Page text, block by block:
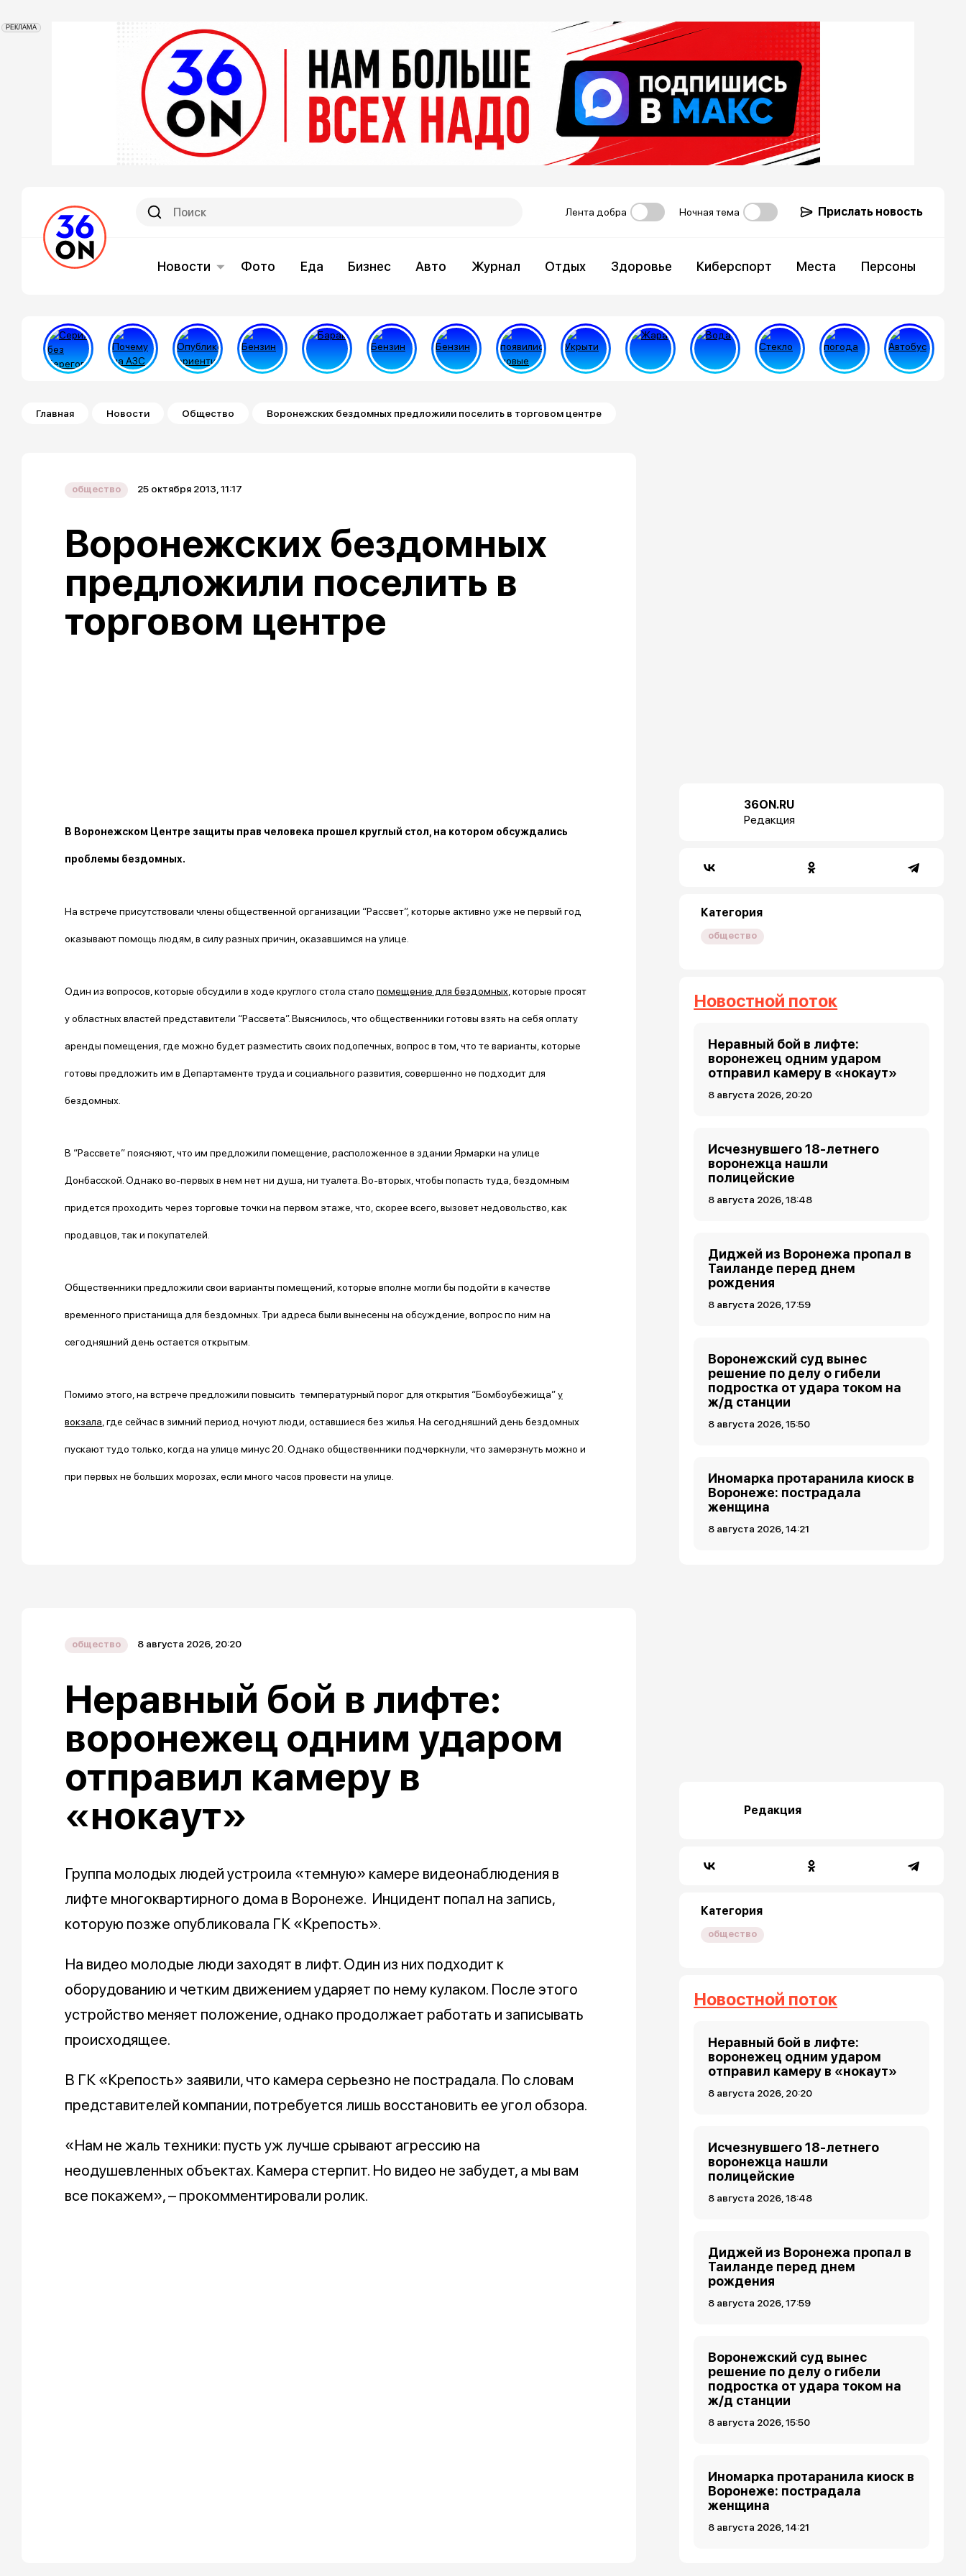
РЕКЛАМА
Лента добра Ночная тема Прислать новость
Новости Фото Еда Бизнес Авто Журнал Отдых Здоровье Киберспорт Места Персоны
Строка навигации
Главная Новости Общество Воронежских бездомных предложили поселить в торговом центре
общество 25 октября 2013, 11:17
Воронежских бездомных
предложили поселить в
торговом центре
В Воронежском Центре защиты прав человека прошел круглый стол, на котором обсуждались
проблемы бездомных.
На встрече присутствовали члены общественной организации “Рассвет”, которые активно уже не первый год
оказывают помощь людям, в силу разных причин, оказавшимся на улице.
Один из вопросов, которые обсудили в ходе круглого стола стало помещение для бездомных, которые просят
у областных властей представители “Рассвета”. Выяснилось, что общественники готовы взять на себя оплату
аренды помещения, где можно будет разместить своих подопечных, вопрос в том, что те варианты, которые
готовы предложить им в Департаменте труда и социального развития, совершенно не подходит для
бездомных.
В “Рассвете” поясняют, что им предложили помещение, расположенное в здании Ярмарки на улице
Донбасской. Однако во-первых в нем нет ни душа, ни туалета. Во-вторых, чтобы попасть туда, бездомным
придется проходить через торговые точки на первом этаже, что, скорее всего, вызовет недовольство, как
продавцов, так и покупателей.
Общественники предложили свои варианты помещений, которые вполне могли бы подойти в качестве
временного пристанища для бездомных. Три адреса были вынесены на обсуждение, вопрос по ним на
сегодняшний день остается открытым.
Помимо этого, на встрече предложили повысить температурный порог для открытия “Бомбоубежища”у
вокзала, где сейчас в зимний период ночуют люди, оставшиеся без жилья. На сегодняшний день бездомных
пускают тудо только, когда на улице минус 20. Однако общественники подчеркнули, что замерзнуть можно и
при первых не больших морозах, если много часов провести на улице.
36ON.RU
Редакция
Категория
общество
Новостной поток
Неравный бой в лифте:
воронежец одним ударом
отправил камеру в «нокаут»
8 августа 2026, 20:20
Исчезнувшего 18-летнего
воронежца нашли
полицейские
8 августа 2026, 18:48
Диджей из Воронежа пропал в
Таиланде перед днем
рождения
8 августа 2026, 17:59
Воронежский суд вынес
решение по делу о гибели
подростка от удара током на
ж/д станции
8 августа 2026, 15:50
Иномарка протаранила киоск в
Воронеже: пострадала
женщина
8 августа 2026, 14:21
общество 8 августа 2026, 20:20
Неравный бой в лифте:
воронежец одним ударом
отправил камеру в
«нокаут»
Группа молодых людей устроила «темную» камере видеонаблюдения в
лифте многоквартирного дома в Воронеже. Инцидент попал на запись,
которую позже опубликовала ГК «Крепость».
На видео молодые люди заходят в лифт. Один из них подходит к
оборудованию и четким движением ударяет по нему кулаком. После этого
устройство меняет положение, однако продолжает работать и записывать
происходящее.
В ГК «Крепость» заявили, что камера серьезно не пострадала. По словам
представителей компании, потребуется лишь восстановить ее угол обзора.
«Нам не жаль техники: пусть уж лучше срывают агрессию на
неодушевленных объектах. Камера стерпит. Но видео не забудет, а мы вам
все покажем», – прокомментировали ролик.
Редакция
Категория
общество
Новостной поток
Неравный бой в лифте:
воронежец одним ударом
отправил камеру в «нокаут»
8 августа 2026, 20:20
Исчезнувшего 18-летнего
воронежца нашли
полицейские
8 августа 2026, 18:48
Диджей из Воронежа пропал в
Таиланде перед днем
рождения
8 августа 2026, 17:59
Воронежский суд вынес
решение по делу о гибели
подростка от удара током на
ж/д станции
8 августа 2026, 15:50
Иномарка протаранила киоск в
Воронеже: пострадала
женщина
8 августа 2026, 14:21